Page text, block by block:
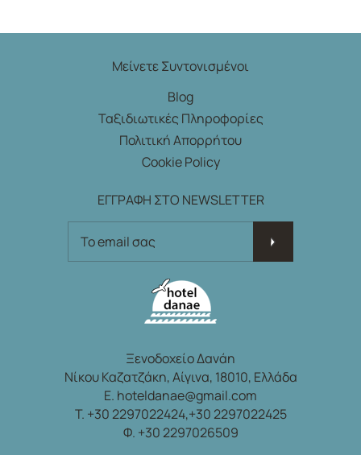
Μείνετε Συντονισμένοι
Blog
Ταξιδιωτικές Πληροφορίες
Πολιτική Απορρήτου
Cookie Policy
ΕΓΓΡΑΦΗ ΣΤΟ NEWSLETTER
Ξενοδοχείο Δανάη
Νίκου Καζατζάκη, Αίγινα, 18010, Ελλάδα
E. hoteldanae@gmail.com
T. +30 2297022424,+30 2297022425
Φ. +30 2297026509